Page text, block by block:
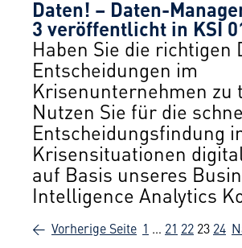
Daten! – Daten-
3 veröffentlicht in KSI
Haben Sie die richtigen
Entscheidungen im
Krisenunternehmen zu
Nutzen Sie für die
Entscheidungsfindung
Krisensituationen
auf Basis unseres
Intelligence Analytics
← Vorherige Seite 1 … 21 22 23 24